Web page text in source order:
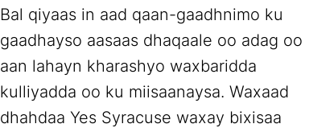
Bal qiyaas in aad qaan-gaadhnimo ku
gaadhayso aasaas dhaqaale oo adag oo
aan lahayn kharashyo waxbaridda
kulliyadda oo ku miisaanaysa. Waxaad
dhahdaa Yes Syracuse waxay bixisaa